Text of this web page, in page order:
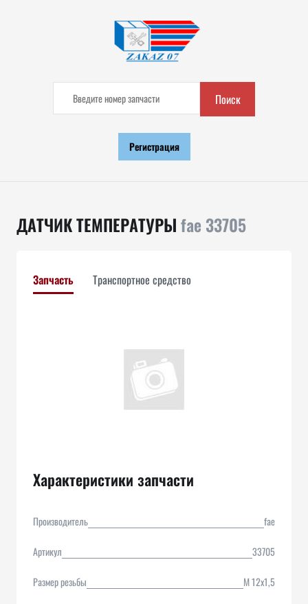
Поиск
Регистрация
ДАТЧИК ТЕМПЕРАТУРЫfae 33705
Запчасть Транспортное средство
Характеристики запчасти
Производитель fae
Артикул 33705
Размер резьбы M 12x1,5